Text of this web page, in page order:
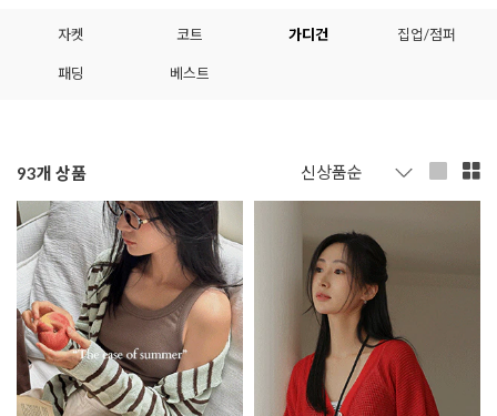
자켓 코트 가디건 집업/점퍼
패딩 베스트
93개 상품